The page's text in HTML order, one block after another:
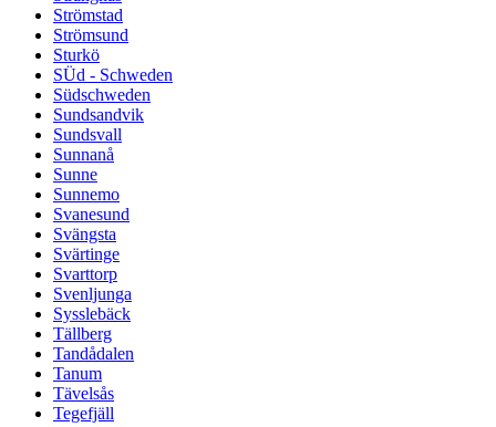
Strömstad
Strömsund
Sturkö
SÜd - Schweden
Südschweden
Sundsandvik
Sundsvall
Sunnanå
Sunne
Sunnemo
Svanesund
Svängsta
Svärtinge
Svarttorp
Svenljunga
Sysslebäck
Tällberg
Tandådalen
Tanum
Tävelsås
Tegefjäll